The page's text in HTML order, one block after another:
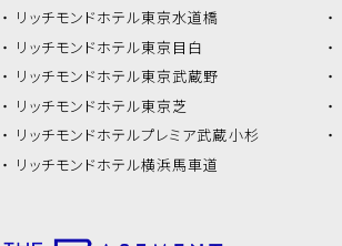
リッチモンドホテル東京水道橋
リッチモンドホテル東京目白
リッチモンドホテル東京武蔵野
リッチモンドホテル東京芝
リッチモンドホテルプレミア武蔵小杉
リッチモンドホテル横浜馬車道